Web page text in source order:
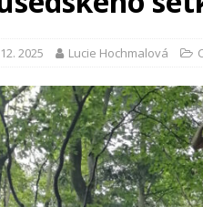
2025 Lucie Hochmalová